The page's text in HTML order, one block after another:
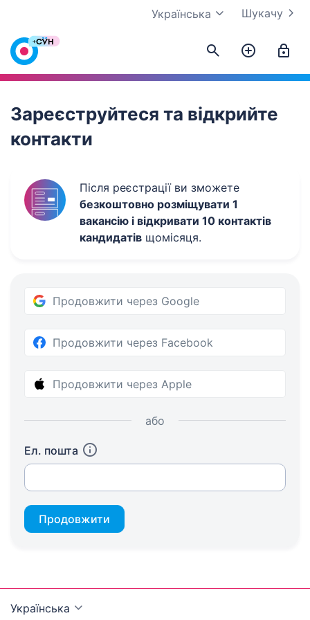
Шукачу
Українська
Work.ua
Зареєструйтеся та відкрийте
контакти
Після реєстрації ви зможете
безкоштовно розміщувати 1
вакансію і відкривати 10 контактів
кандидатів щомісяця.
Продовжити через Google
Продовжити через Facebook
Продовжити через Apple
або
Ел. пошта
Продовжити
Українська